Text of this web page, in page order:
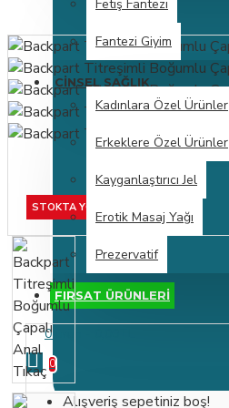
Fetiş Fantezi
Fantezi Giyim
CINSEL SAĞLIK
Kadınlara Özel Ürünler
Erkeklere Özel Ürünler
Kayganlaştırıcı Jel
Erotik Masaj Yağı
Prezervatif
FIRSAT ÜRÜNLERİ
0 ürün - 0,00TL
0
Alışveriş sepetiniz boş!
STOKTA YOK